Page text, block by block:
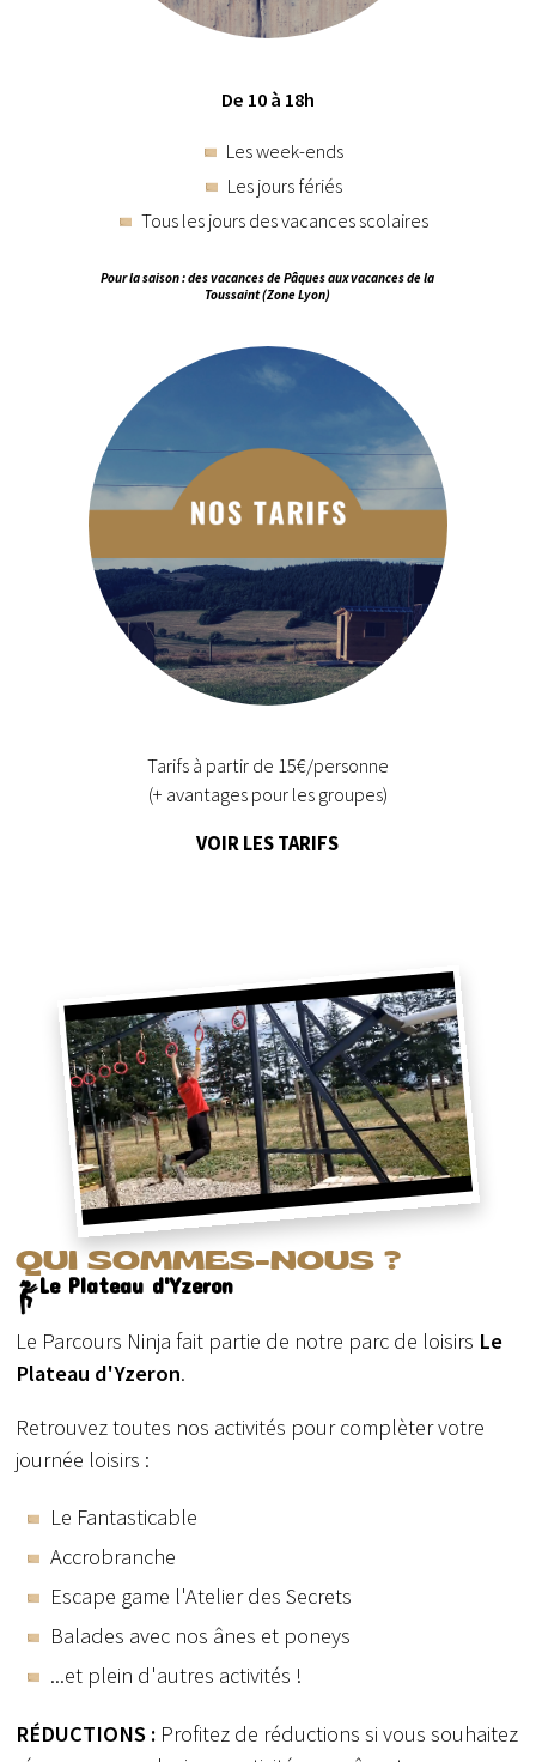
De 10 à 18h
Les week-ends
Les jours fériés
Tous les jours des vacances scolaires
Pour la saison : des vacances de Pâques aux vacances de la
Toussaint (Zone Lyon)
Tarifs à partir de 15€/personne
(+ avantages pour les groupes)
VOIR LES TARIFS
QUI SOMMES-NOUS ?
Le Plateau d'Yzeron
Le Parcours Ninja fait partie de notre parc de loisirs Le
Plateau d'Yzeron.
Retrouvez toutes nos activités pour complèter votre
journée loisirs :
Le Fantasticable
Accrobranche
Escape game l'Atelier des Secrets
Balades avec nos ânes et poneys
...et plein d'autres activités !
RÉDUCTIONS : Profitez de réductions si vous souhaitez